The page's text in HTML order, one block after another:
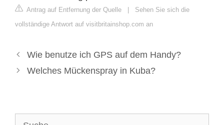
Antrag auf Entfernung der Quelle | Sehen Sie sich die
vollständige Antwort auf visitbritainshop.com an
Wie benutze ich GPS auf dem Handy?
Welches Mückenspray in Kuba?